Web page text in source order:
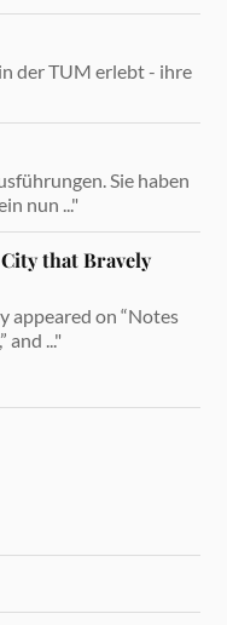
der TUM erlebt - ihre
Sie haben
nun ..."
that Bravely
appeared on “Notes
and ..."